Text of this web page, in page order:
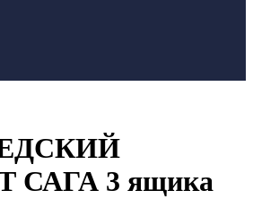
САГА 3 ящика